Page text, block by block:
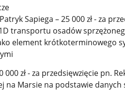
Sapiega – 25 000 zł - za
transportu osadów
element krótkoterminowego
zł - za przedsięwzięcie pn.
na Marsie na podstawie